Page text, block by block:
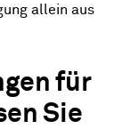
allein aus
für
Sie